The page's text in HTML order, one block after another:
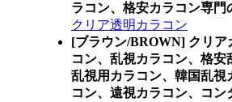
ラコン、格安カラコン専門
クリア透明カラコン
[ブラウン/BROWN] クリア
コン、乱視カラコン、格
乱視用カラコン、韓国乱視
コン、遠視カラコン、コン